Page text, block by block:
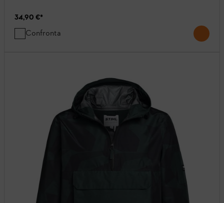
34,90 €*
Confronta